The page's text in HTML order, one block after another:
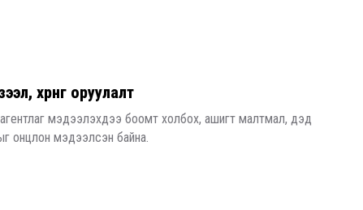
хөрөнгө оруулалт
мэдээлэхдээ боомт холбох, ашигт малтмал, дэд
онцлон мэдээлсэн байна.